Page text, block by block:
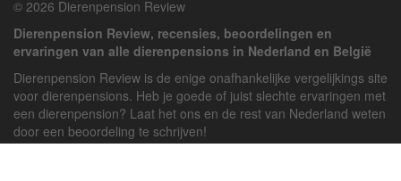
© 2026 Dierenpension Review
Dierenpension Review, recensies, beoordelingen en
ervaringen van alle dierenpensions in Nederland en België
Dierenpension Review is de enige onafhankelijke vergelijkings site
voor dierenpensions. Heb je goede of juist slechte ervaringen met
een dierenpension? Laat het ons en de rest van Nederland weten
door een beoordeling te schrijven!